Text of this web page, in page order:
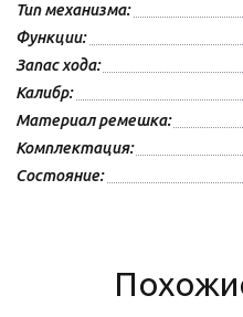
Тип механизма:
Функции:
Запас хода:
Калибр:
Материал ремешка:
Комплектация:
Состояние: